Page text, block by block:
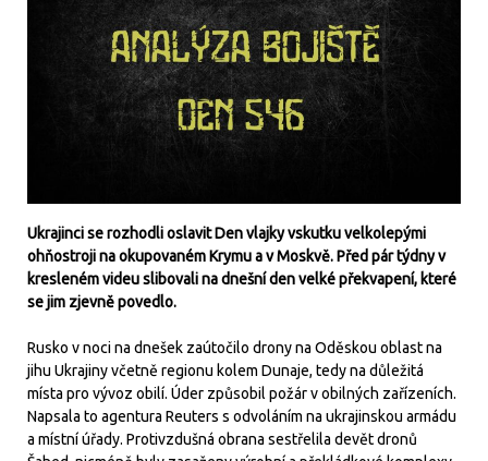
Ukrajinci se rozhodli oslavit Den vlajky vskutku velkolepými
ohňostroji na okupovaném Krymu a v Moskvě. Před pár týdny v
kresleném videu slibovali na dnešní den velké překvapení, které
se jim zjevně povedlo.
Rusko v noci na dnešek zaútočilo drony na Oděskou oblast na
jihu Ukrajiny včetně regionu kolem Dunaje, tedy na důležitá
místa pro vývoz obilí. Úder způsobil požár v obilných zařízeních.
Napsala to agentura Reuters s odvoláním na ukrajinskou armádu
a místní úřady. Protivzdušná obrana sestřelila devět dronů